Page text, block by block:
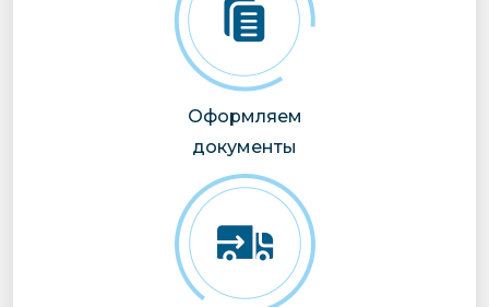
Оформляем
документы